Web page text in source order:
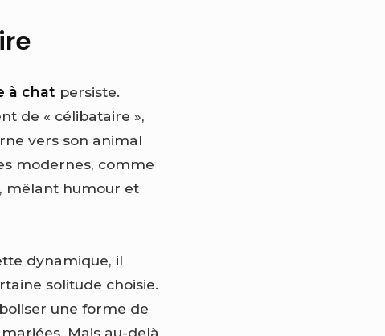
à chat persiste.
de « célibataire »,
vers son animal
modernes, comme
mêlant humour et
dynamique, il
solitude choisie.
une forme de
Mais au-delà